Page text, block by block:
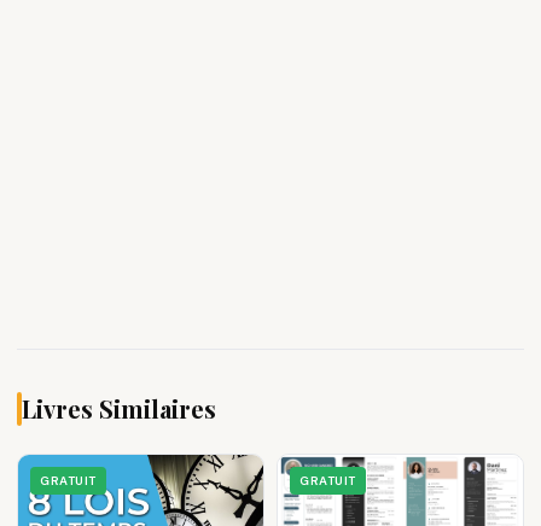
Livres Similaires
GRATUIT GRATUIT